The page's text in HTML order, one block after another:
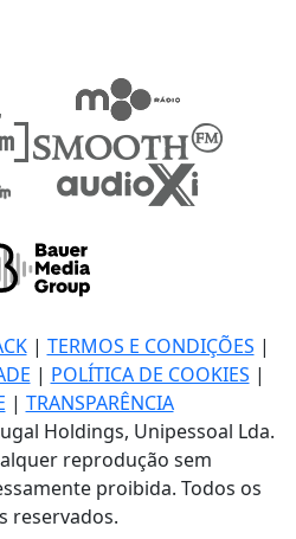
| TERMOS E CONDIÇÕES |
| POLÍTICA DE COOKIES |
| TRANSPARÊNCIA
Holdings, Unipessoal Lda.
reprodução sem
proibida. Todos os
reservados.